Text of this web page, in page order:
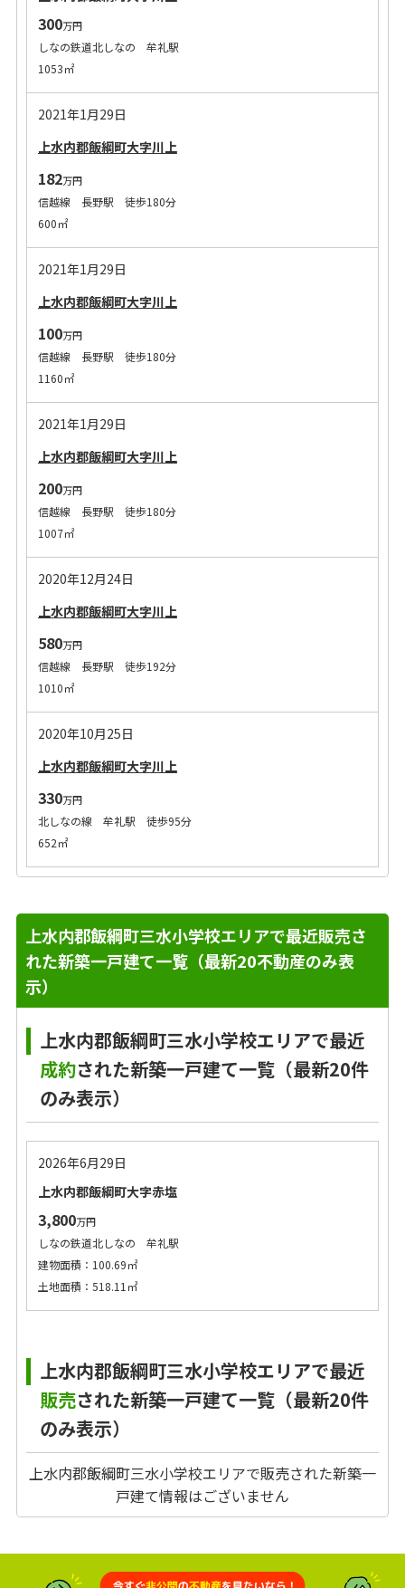
300万円
しなの鉄道北しなの 牟礼駅
1053㎡
2021年1月29日
上水内郡飯綱町大字川上
182万円
信越線 長野駅 徒歩180分
600㎡
2021年1月29日
上水内郡飯綱町大字川上
100万円
信越線 長野駅 徒歩180分
1160㎡
2021年1月29日
上水内郡飯綱町大字川上
200万円
信越線 長野駅 徒歩180分
1007㎡
2020年12月24日
上水内郡飯綱町大字川上
580万円
信越線 長野駅 徒歩192分
1010㎡
2020年10月25日
上水内郡飯綱町大字川上
330万円
北しなの線 牟礼駅 徒歩95分
652㎡
上水内郡飯綱町三水小学校エリアで最近販売さ
れた新築一戸建て一覧（最新20不動産のみ表
示）
上水内郡飯綱町三水小学校エリアで最近
成約された新築一戸建て一覧（最新20件
のみ表示）
2026年6月29日
上水内郡飯綱町大字赤塩
3,800万円
しなの鉄道北しなの 牟礼駅
建物面積：100.69㎡
土地面積：518.11㎡
上水内郡飯綱町三水小学校エリアで最近
販売された新築一戸建て一覧（最新20件
のみ表示）
上水内郡飯綱町三水小学校エリアで販売された新築一
戸建て情報はございません